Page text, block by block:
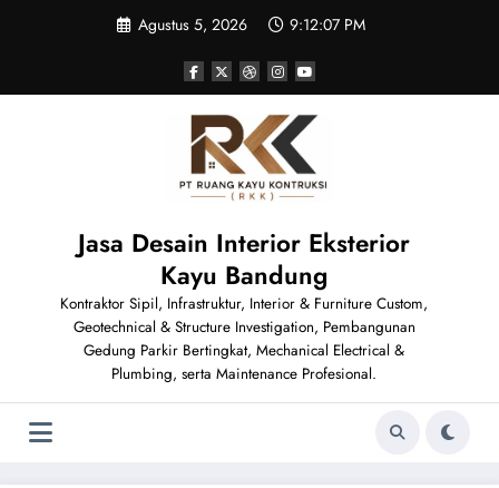
Agustus 5, 2026 9:12:07 PM
Jasa Desain Interior Eksterior
Kayu Bandung
Kontraktor Sipil, Infrastruktur, Interior & Furniture Custom,
Geotechnical & Structure Investigation, Pembangunan
Gedung Parkir Bertingkat, Mechanical Electrical &
Plumbing, serta Maintenance Profesional.